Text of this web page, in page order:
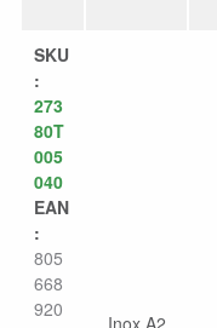
SKU
:
273
80T
005
040
EAN
:
805
668
920